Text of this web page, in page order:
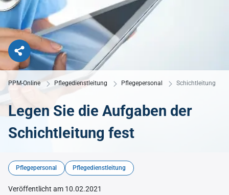
PPM-Online Pflegedienstleitung Pflegepersonal Schichtleitung
Legen Sie die Aufgaben der
Schichtleitung fest
© BillionPhotos.com - Adobe Stock
Pflegepersonal
Pflegedienstleitung
Veröffentlicht am 10.02.2021